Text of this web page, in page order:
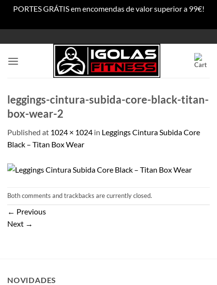
PORTES GRÁTIS em encomendas de valor superior a 99€!
to
content
leggings-cintura-subida-core-black-titan-
box-wear-2
Published at 1024 × 1024 in Leggings Cintura Subida Core
Black – Titan Box Wear
Both comments and trackbacks are currently closed.
← Previous
Next →
NOVIDADES